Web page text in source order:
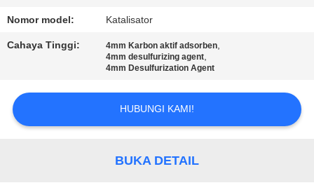
SITEMAP
Nomor model: Katalisator
Cahaya Tinggi: 4mm Karbon aktif adsorben,
4mm desulfurizing agent,
4mm Desulfurization Agent
HUBUNGI KAMI!
BUKA DETAIL